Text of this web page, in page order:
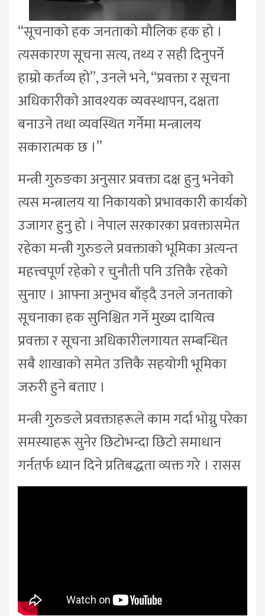
“सूचनाको हक जनताको मौलिक हक हो ।
त्यसकारण सूचना सत्य, तथ्य र सही दिनुपर्ने
हाम्रो कर्तव्य हो”, उनले भने, “प्रवक्ता र सूचना
अधिकारीको आवश्यक व्यवस्थापन, दक्षता
बनाउने तथा व्यवस्थित गर्नेमा मन्त्रालय
सकारात्मक छ ।”
मन्त्री गुरुङका अनुसार प्रवक्ता दक्ष हुनु भनेको
त्यस मन्त्रालय या निकायको प्रभावकारी कार्यको
उजागर हुनु हो । नेपाल सरकारका प्रवक्तासमेत
रहेका मन्त्री गुरुङले प्रवक्ताको भूमिका अत्यन्त
महत्त्वपूर्ण रहेको र चुनौती पनि उत्तिकै रहेको
सुनाए । आफ्ना अनुभव बाँड्दै उनले जनताको
सूचनाका हक सुनिश्चित गर्ने मुख्य दायित्व
प्रवक्ता र सूचना अधिकारीलगायत सम्बन्धित
सबै शाखाको समेत उत्तिकै सहयोगी भूमिका
जरुरी हुने बताए ।
मन्त्री गुरुङले प्रवक्ताहरूले काम गर्दा भोग्नु परेका
समस्याहरू सुनेर छिटोभन्दा छिटो समाधान
गर्नतर्फ ध्यान दिने प्रतिबद्धता व्यक्त गरे । रासस